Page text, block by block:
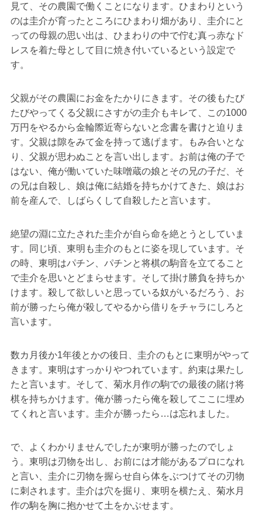
見て、その農園で働くことになります。ひまわりという
のは圭介が育ったところにひまわり畑があり、圭介にと
っての母親の思い出は、ひまわりの中で佇む真っ赤なド
レスを着た母として目に焼き付いているという設定で
す。
父親がその農園にお金をたかりにきます。その後もたび
たびやってくる父親にさすがの圭介もキレて、この1000
万円をやるから金輪際近寄らないと念書を書けと迫りま
す。父親は隙をみて金を持って逃げます。もみ合いとな
り、父親が思わぬことを言い出します。お前は俺の子で
はない、俺が働いていた味噌蔵の娘とその兄の子だ、そ
の兄は自殺し、娘は俺に結婚を持ちかけてきた、娘はお
前を産んで、しばらくして自殺したと言います。
絶望の淵に立たされた圭介が自ら命を絶とうとしていま
す。同じ頃、東明も圭介のもとに姿を現しています。そ
の時、東明はパチン、パチンと将棋の駒音を立てること
で圭介を思いとどまらせます。そして掛け勝負を持ちか
けます。殺して欲しいと思っている奴がいるだろう、お
前が勝ったら俺が殺してやるから借りをチャラにしろと
言います。
数カ月後か1年後とかの後日、圭介のもとに東明がやって
きます。東明はすっかりやつれています。約束は果たし
たと言います。そして、菊水月作の駒での最後の賭け将
棋を持ちかけます。俺が勝ったら俺を殺してここに埋め
てくれと言います。圭介が勝ったら…は忘れました。
で、よくわかりませんでしたが東明が勝ったのでしょ
う。東明は刃物を出し、お前には才能があるプロになれ
と言い、圭介に刃物を握らせ自ら体をぶつけてその刃物
に刺されます。圭介は穴を掘り、東明を横たえ、菊水月
作の駒を胸に抱かせて土をかぶせます。